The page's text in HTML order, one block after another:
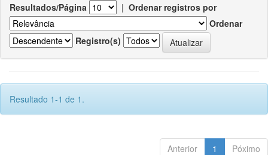
Resultados/Página | Ordenar registros por
Ordenar
Registro(s)
Resultado 1-1 de 1.
Anterior 1 Póximo